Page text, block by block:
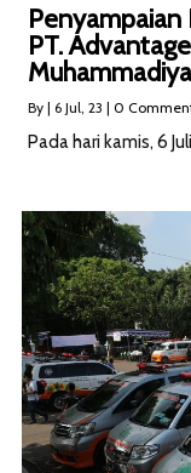
PT.
By | 6 Jul, 23 | 0
Pada hari kamis, 6